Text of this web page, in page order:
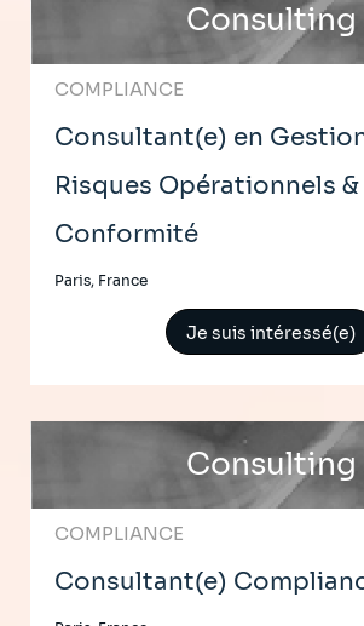
Consulting
COMPLIANCE
Consultant(e) en
Risques Opérationnels &
Conformité
Paris, France
Je suis intéressé(e)
Consulting
COMPLIANCE
Consultant(e)